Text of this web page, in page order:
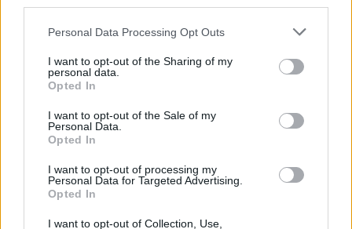
Personal Data Processing Opt Outs
I want to opt-out of the Sharing of my
personal data.
Opted In
I want to opt-out of the Sale of my
Personal Data.
Opted In
I want to opt-out of processing my
Personal Data for Targeted Advertising.
Opted In
I want to opt-out of Collection, Use,